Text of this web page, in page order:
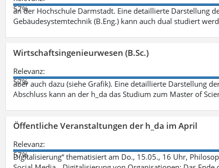
57%
an der Hochschule Darmstadt. Eine detaillierte Darstellung
Gebäudesystemtechnik (B.Eng.) kann auch dual studiert
Wirtschaftsingenieurwesen (B.Sc.)
Relevanz:
57%
aber auch dazu (siehe Grafik). Eine detaillierte Darstellung
Abschluss kann an der h_da das Studium zum Master of
Öffentliche Veranstaltungen der h_da im April
Relevanz:
57%
Digitalisierung“ thematisiert am Do., 15.05., 16 Uhr,